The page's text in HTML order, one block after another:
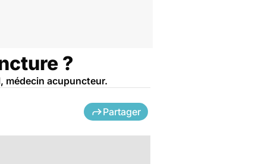
?
médecin acupuncteur.
Partager